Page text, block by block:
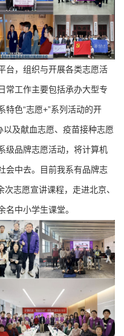
台，组织与开展各类志愿活
常工作主要包括承办大型专
特色“志愿+”系列活动的开
以及献血志愿、疫苗接种志愿
级品牌志愿活动，将计算机
会中去。目前我系有品牌志
志愿宣讲课程，走进北京、
中小学生课堂。